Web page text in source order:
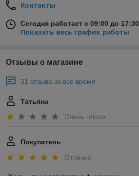
Контакты
Сегодня работает с 09:00 до 17:30
Показать весь график работы
Отзывы о магазине
31 отзыва за всё время
Татьяна
Очень плохо
Покупатель
Отлично